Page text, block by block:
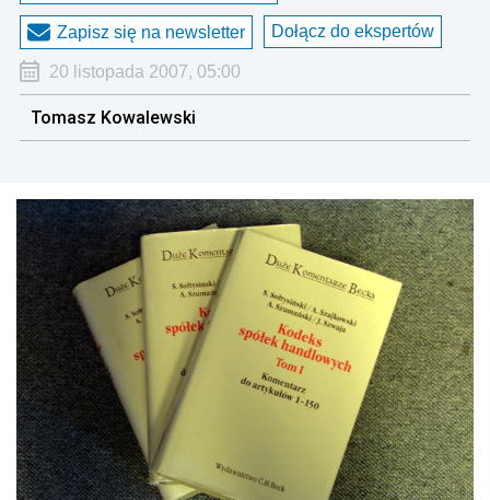
Zapisz się na newsletter Dołącz do ekspertów
20 listopada 2007, 05:00
Tomasz Kowalewski